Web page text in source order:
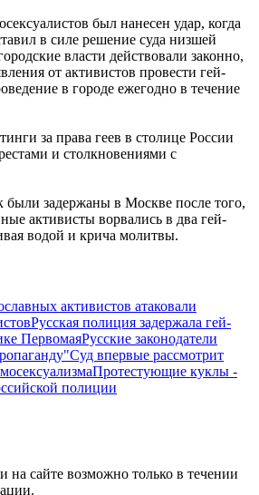
был нанесен удар, когда
в силе решение суда низшей
власти действовали законно,
от активистов провести гей-
в городе ежегодно в течение
за права геев в столице России
и столкновениями с
были задержаны в Москве после того,
активисты ворвались в два гей-
водой и крича молитвы.
активистов атаковали
Русская полиция задержала гей-
ПервомаяРусские законодатели
Суд впервые рассмотрит
Протестующие куклы -
полиции
на сайте возможно только в течении